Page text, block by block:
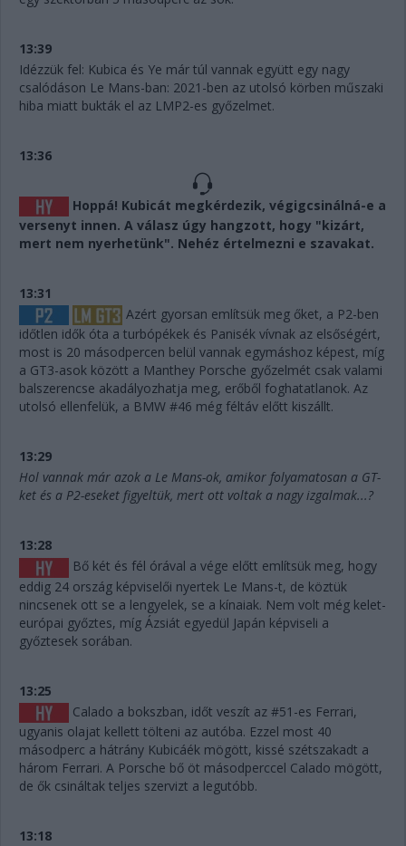
13:39
Idézzük fel: Kubica és Ye már túl vannak együtt egy nagy
csalódáson Le Mans-ban: 2021-ben az utolsó körben műszaki
hiba miatt bukták el az LMP2-es győzelmet.
13:36
Hoppá! Kubicát megkérdezik, végigcsinálná-e a
versenyt innen. A válasz úgy hangzott, hogy "kizárt,
mert nem nyerhetünk". Nehéz értelmezni e szavakat.
13:31
Azért gyorsan említsük meg őket, a P2-ben
időtlen idők óta a turbópékek és Panisék vívnak az elsőségért,
most is 20 másodpercen belül vannak egymáshoz képest, míg
a GT3-asok között a Manthey Porsche győzelmét csak valami
balszerencse akadályozhatja meg, erőből foghatatlanok. Az
utolsó ellenfelük, a BMW #46 még féltáv előtt kiszállt.
13:29
Hol vannak már azok a Le Mans-ok, amikor folyamatosan a GT-
ket és a P2-eseket figyeltük, mert ott voltak a nagy izgalmak...?
13:28
Bő két és fél órával a vége előtt említsük meg, hogy
eddig 24 ország képviselői nyertek Le Mans-t, de köztük
nincsenek ott se a lengyelek, se a kínaiak. Nem volt még kelet-
európai győztes, míg Ázsiát egyedül Japán képviseli a
győztesek sorában.
13:25
Calado a bokszban, időt veszít az #51-es Ferrari,
ugyanis olajat kellett tölteni az autóba. Ezzel most 40
másodperc a hátrány Kubicáék mögött, kissé szétszakadt a
három Ferrari. A Porsche bő öt másodperccel Calado mögött,
de ők csináltak teljes szervizt a legutóbb.
13:18